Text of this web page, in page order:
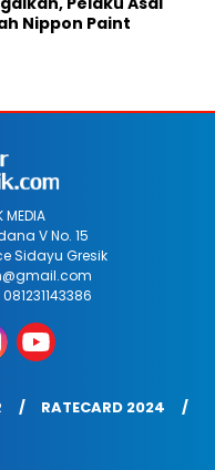
Nippon Paint
MEDIA
V No. 15
Sidayu Gresik
RATECARD 2024